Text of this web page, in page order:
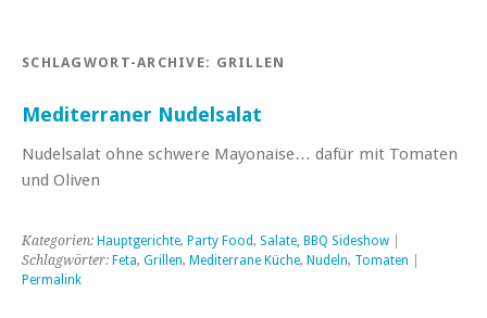
SCHLAGWORT-ARCHIVE: GRILLEN
Mediterraner Nudelsalat
Nudelsalat ohne schwere Mayonaise… dafür mit Tomaten
und Oliven
Kategorien: Hauptgerichte, Party Food, Salate, BBQ Sideshow
Schlagwörter: Feta, Grillen, Mediterrane Küche, Nudeln, Tomaten
Permalink